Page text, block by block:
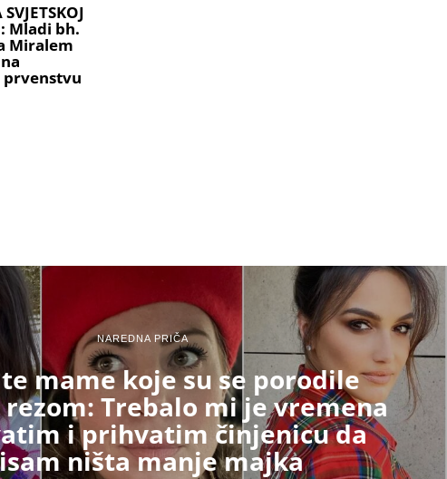
Mladi bh.
Miralem
NAREDNA PRIČA
mame koje su se porodile
Trebalo mi je vremena
i prihvatim činjenicu da
ništa manje majka